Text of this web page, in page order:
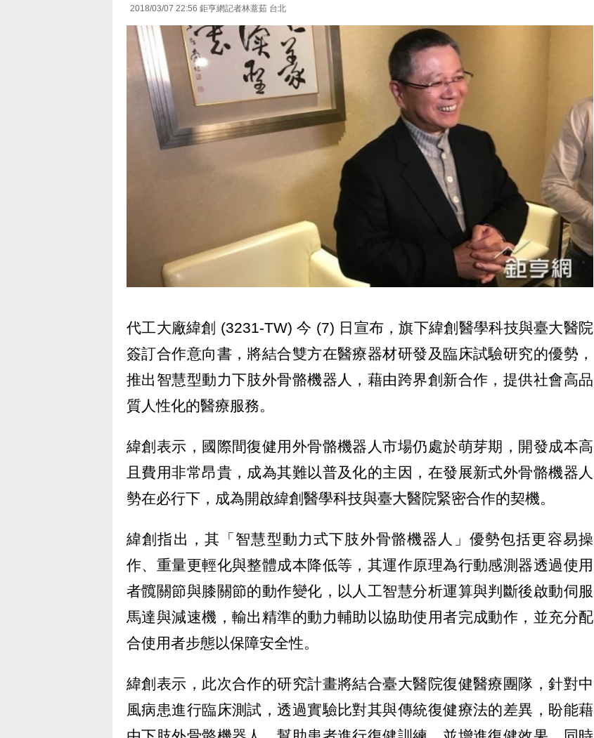
2018/03/07 22:56 鉅亨網記者林薏茹 台北
代工大廠緯創 (3231-TW) 今 (7) 日宣布，旗下緯創醫學科技與臺大醫院
簽訂合作意向書，將結合雙方在醫療器材研發及臨床試驗研究的優勢，
推出智慧型動力下肢外骨骼機器人，藉由跨界創新合作，提供社會高品
質人性化的醫療服務。
緯創表示，國際間復健用外骨骼機器人市場仍處於萌芽期，開發成本高
且費用非常昂貴，成為其難以普及化的主因，在發展新式外骨骼機器人
勢在必行下，成為開啟緯創醫學科技與臺大醫院緊密合作的契機。
緯創指出，其「智慧型動力式下肢外骨骼機器人」優勢包括更容易操
作、重量更輕化與整體成本降低等，其運作原理為行動感測器透過使用
者髖關節與膝關節的動作變化，以人工智慧分析運算與判斷後啟動伺服
馬達與減速機，輸出精準的動力輔助以協助使用者完成動作，並充分配
合使用者步態以保障安全性。
緯創表示，此次合作的研究計畫將結合臺大醫院復健醫療團隊，針對中
風病患進行臨床測試，透過實驗比對其與傳統復健療法的差異，盼能藉